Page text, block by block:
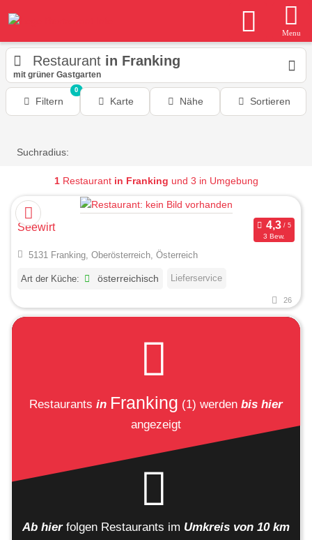
Menu
Restaurant in Franking
mit grüner Gastgarten
Filtern
0
Karte Nähe Sortieren
Suchradius:
1Restaurant in Franking und 3 in Umgebung
Seewirt
3 Bew.
5131 Franking, Oberösterreich, Österreich
Art der Küche: österreichisch Lieferservice
26
Restaurants in Franking (1) werden bis hier
angezeigt
Ab hier folgen Restaurants im Umkreis von 10 km